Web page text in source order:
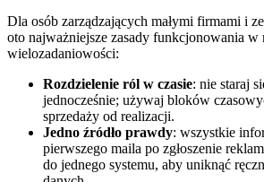
Dla osób zarządzających małymi firmami i
oto najważniejsze zasady funkcjonowania w
wielozadaniowości:
Rozdzielenie ról w czasie: nie staraj
jednocześnie; używaj bloków
sprzedaży od realizacji.
Jedno źródło prawdy: wszystkie
pierwszego maila po zgłoszenie
do jednego systemu, aby uniknąć